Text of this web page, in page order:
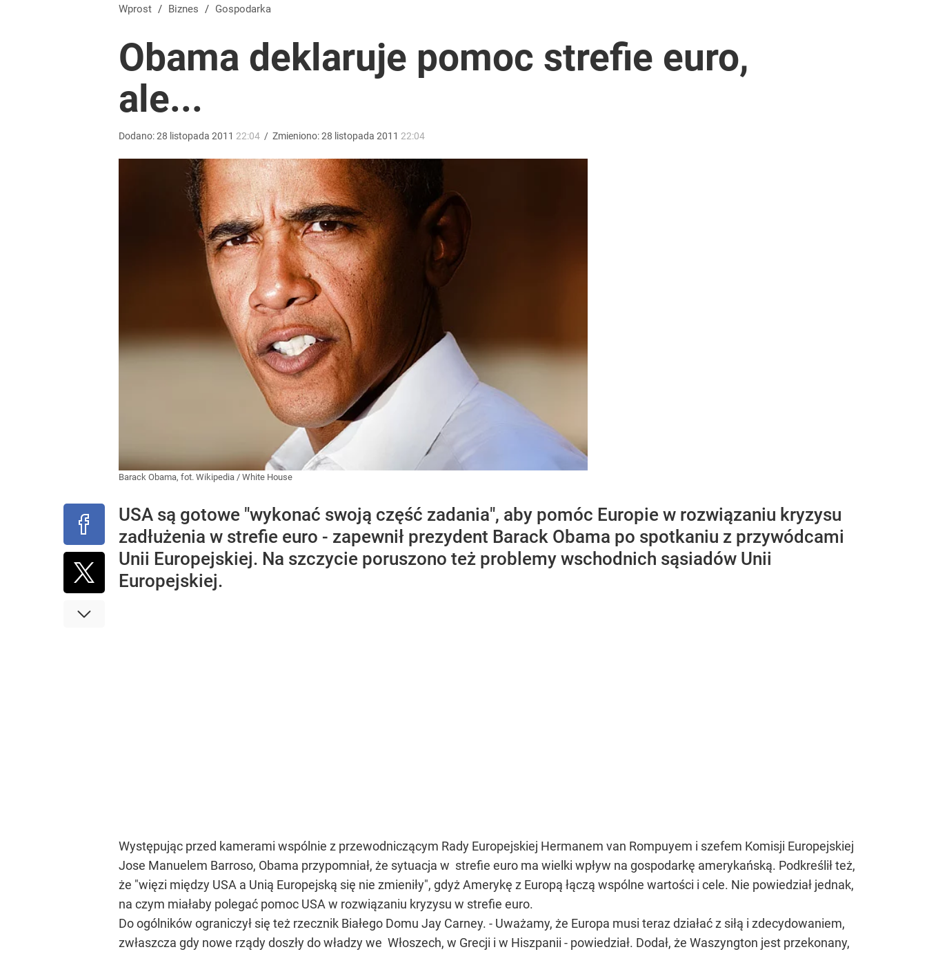
„Nie chodzi o zemstę”. Mocny apel w sprawie ofiar rzezi wołyńskiej
Tego sondażu premier nie może zlekceważyć. Polacy o przywróceniu CPN
Farmacja: wzrost pod presją. co czeka branżę do 2030 roku?
Wprost / Biznes / Gospodarka
Obama deklaruje pomoc strefie euro,
ale...
Dodano:28 listopada 2011 22:04 / Zmieniono:28 listopada 2011 22:04
Barack Obama, fot. Wikipedia / White House
USA są gotowe "wykonać swoją część zadania", aby pomóc Europie w rozwiązaniu kryzysu
zadłużenia w strefie euro - zapewnił prezydent Barack Obama po spotkaniu z przywódcami
Unii Europejskiej. Na szczycie poruszono też problemy wschodnich sąsiadów Unii
Europejskiej.
Występując przed kamerami wspólnie z przewodniczącym Rady Europejskiej Hermanem van Rompuyem i szefem Komisji Europejskiej
Jose Manuelem Barroso, Obama przypomniał, że sytuacja w strefie euro ma wielki wpływ na gospodarkę amerykańską. Podkreślił też,
że "więzi między USA a Unią Europejską się nie zmieniły", gdyż Amerykę z Europą łączą wspólne wartości i cele. Nie powiedział jednak,
na czym miałaby polegać pomoc USA w rozwiązaniu kryzysu w strefie euro.
Do ogólników ograniczył się też rzecznik Białego Domu Jay Carney. - Uważamy, że Europa musi teraz działać z siłą i zdecydowaniem,
zwłaszcza gdy nowe rządy doszły do władzy we Włoszech, w Grecji i w Hiszpanii - powiedział. Dodał, że Waszyngton jest przekonany,